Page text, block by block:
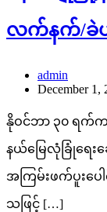
လက်နက်/ခဲယ
admin
December 1,
နိုဝင်ဘာ ၃၀ ရက်‌က
နယ်မြေလုံခြုံရေးဆ
အကြမ်းဖက်ပူးပ
သဖြင့် […]